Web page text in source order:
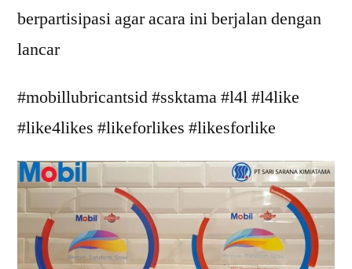
berpartisipasi agar acara ini berjalan dengan
lancar
#mobillubricantsid #ssktama #l4l #l4like
#like4likes #likeforlikes #likesforlike